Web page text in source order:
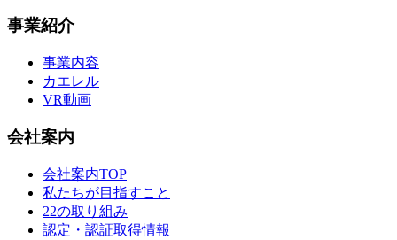
事業紹介
事業内容
カエレル
VR動画
会社案内
会社案内TOP
私たちが目指すこと
22の取り組み
認定・認証取得情報